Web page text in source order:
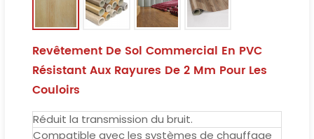
Revêtement De Sol Commercial En PVC
Résistant Aux Rayures De 2 Mm Pour Les
Couloirs
Réduit la transmission du bruit.
Compatible avec les systèmes de chauffage